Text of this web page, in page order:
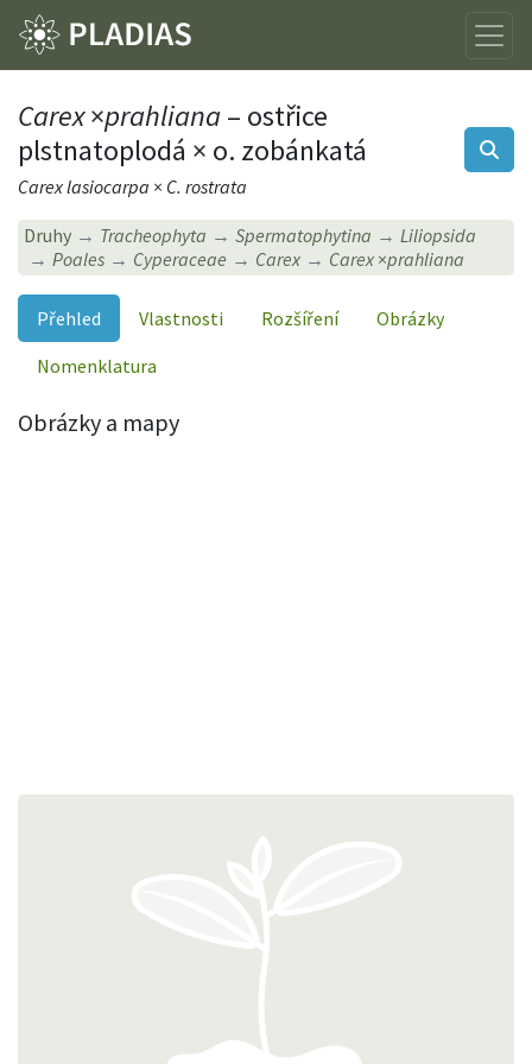
Carex×prahliana– ostřice
plstnatoplodá × o. zobánkatá
Carex lasiocarpa × C. rostrata
Druhy Tracheophyta Spermatophytina
Liliopsida
Poales
Cyperaceae Carex Carex ×prahliana
Přehled Vlastnosti Rozšíření
Obrázky
Nomenklatura
Obrázky a mapy